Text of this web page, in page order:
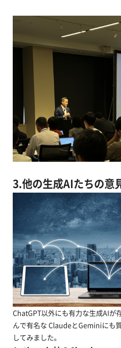
3.他の生成AIたちの意
ChatGPT以外にも有力な生成AIが
んで有名な ClaudeとGeminiにも
してみました。